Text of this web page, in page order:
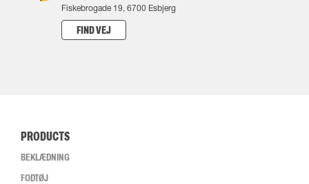
Fiskebrogade 19, 6700 Esbjerg
FIND VEJ
PRODUCTS
BEKLÆDNING
FODTØJ